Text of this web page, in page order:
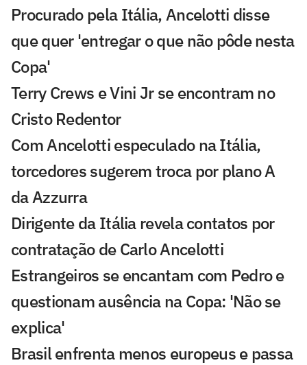
Procurado pela Itália, Ancelotti disse
que quer 'entregar o que não pôde nesta
Copa'
Terry Crews e Vini Jr se encontram no
Cristo Redentor
Com Ancelotti especulado na Itália,
torcedores sugerem troca por plano A
da Azzurra
Dirigente da Itália revela contatos por
contratação de Carlo Ancelotti
Estrangeiros se encantam com Pedro e
questionam ausência na Copa: 'Não se
explica'
Brasil enfrenta menos europeus e passa